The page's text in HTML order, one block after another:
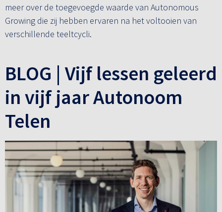
meer over de toegevoegde waarde van Autonomous
Growing die zij hebben ervaren na het voltooien van
verschillende teeltcycli.
BLOG | Vijf lessen geleerd
in vijf jaar Autonoom
Telen